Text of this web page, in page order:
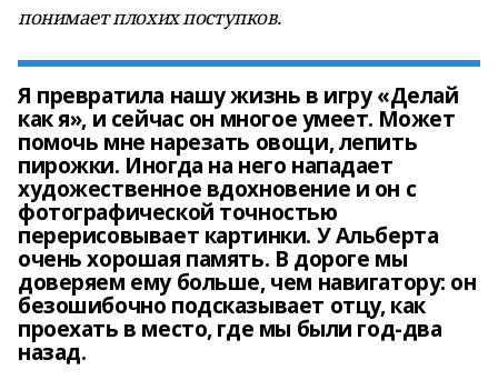
понимает плохих поступков.
Я превратила нашу жизнь в игру «Делай
как я», и сейчас он многое умеет. Может
помочь мне нарезать овощи, лепить
пирожки. Иногда на него нападает
художественное вдохновение и он с
фотографической точностью
перерисовывает картинки. У Альберта
очень хорошая память. В дороге мы
доверяем ему больше, чем навигатору: он
безошибочно подсказывает отцу, как
проехать в место, где мы были год-два
назад.